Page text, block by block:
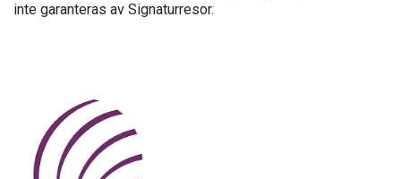
inte garanteras av Signaturresor.